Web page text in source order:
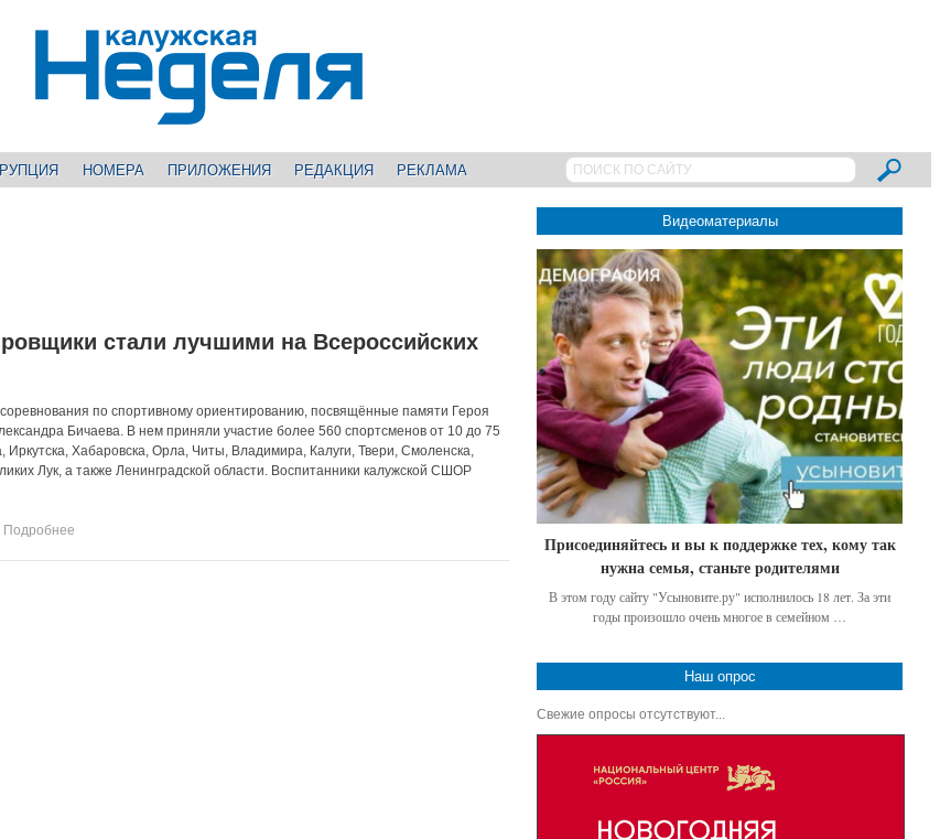
НОМЕРА ПРИЛОЖЕНИЯ РЕДАКЦИЯ РЕКЛАМА
стали лучшими на Всероссийских
по спортивному ориентированию, посвящённые памяти Героя
Бичаева. В нем приняли участие более 560 спортсменов от 10 до 75
Иркутска, Хабаровска, Орла, Читы, Владимира, Калуги, Твери, Смоленска,
Лук, а также Ленинградской области. Воспитанники калужской СШОР
Подробнее
Видеоматериалы
Присоединяйтесь и вы к поддержке тех, кому так
нужна семья, станьте родителями
В этом году сайту "Усыновите.ру" исполнилось 18 лет. За эти
годы произошло очень многое в семейном …
Наш опрос
Свежие опросы отсутствуют...